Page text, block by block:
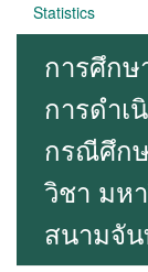
Statistics
การศึกษ
การดำเ
กรณีศึก
วิชา มห
สนามจั